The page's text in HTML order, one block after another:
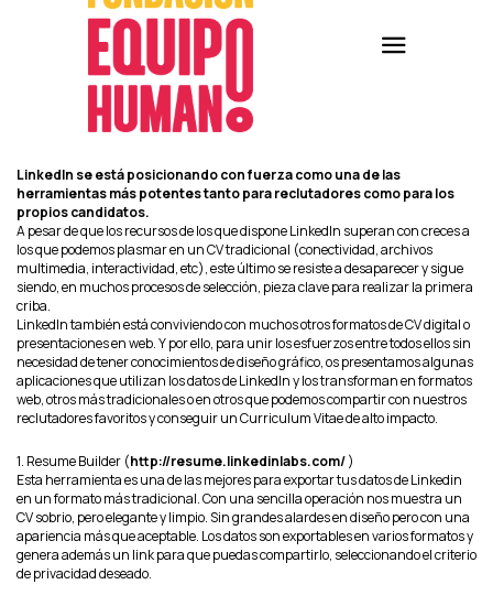
LinkedIn se está posicionando con fuerza como una de las
herramientas más potentes tanto para reclutadores como para los
propios candidatos.
A pesar de que los recursos de los que dispone LinkedIn superan con creces a
los que podemos plasmar en un CV tradicional (conectividad, archivos
multimedia, interactividad, etc), este último se resiste a desaparecer y sigue
siendo, en muchos procesos de selección, pieza clave para realizar la primera
criba.
LinkedIn también está conviviendo con muchos otros formatos de CV digital o
presentaciones en web. Y por ello, para unir los esfuerzos entre todos ellos sin
necesidad de tener conocimientos de diseño gráfico, os presentamos algunas
aplicaciones que utilizan los datos de LinkedIn y los transforman en formatos
web, otros más tradicionales o en otros que podemos compartir con nuestros
reclutadores favoritos y conseguir un Curriculum Vitae de alto impacto.
1. Resume Builder (http://resume.linkedinlabs.com/)
Esta herramienta es una de las mejores para exportar tus datos de Linkedin
en un formato más tradicional. Con una sencilla operación nos muestra un
CV sobrio, pero elegante y limpio. Sin grandes alardes en diseño pero con una
apariencia más que aceptable. Los datos son exportables en varios formatos y
genera además un link para que puedas compartirlo, seleccionando el criterio
de privacidad deseado.